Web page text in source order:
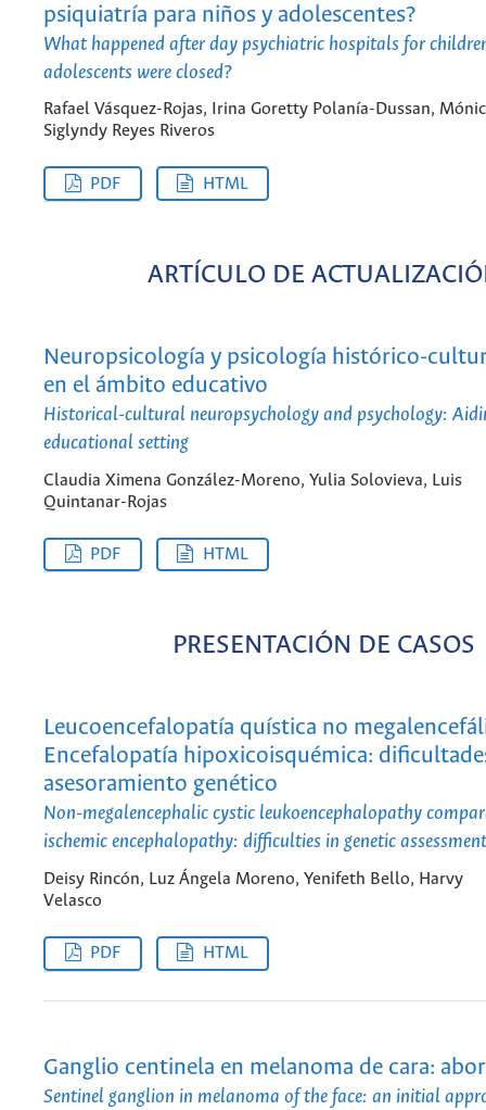
psiquiatría para niños y adolescentes?
What happened after day psychiatric hospitals for
adolescents were closed?
Rafael Vásquez-Rojas, Irina Goretty Polanía-Dussan,
Siglyndy Reyes Riveros
PDF HTML
ARTÍCULO DE
Neuropsicología y psicología histórico-
en el ámbito educativo
Historical-cultural neuropsychology and psychology:
educational setting
Claudia Ximena González-Moreno, Yulia Solovieva, Luis
Quintanar-Rojas
PDF HTML
PRESENTACIÓN DE CASOS
Leucoencefalopatía quística no
Encefalopatía hipoxicoisquémica:
asesoramiento genético
Non-megalencephalic cystic leukoencephalopathy
ischemic encephalopathy: difficulties in genetic assessment
Deisy Rincón, Luz Ángela Moreno, Yenifeth Bello, Harvy
Velasco
PDF HTML
Ganglio centinela en melanoma de cara:
Sentinel ganglion in melanoma of the face: an initial